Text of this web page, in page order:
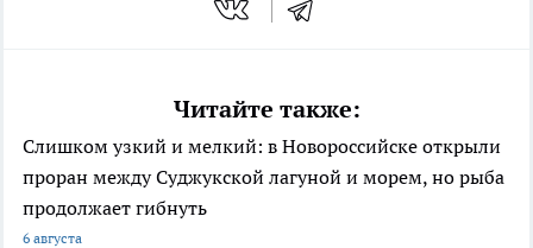
Читайте также:
Слишком узкий и мелкий: в Новороссийске открыли
проран между Суджукской лагуной и морем, но рыба
продолжает гибнуть
6 августа